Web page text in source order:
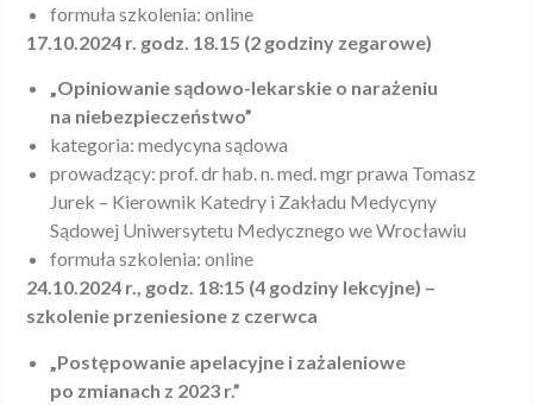
formuła szkolenia: online
17.10.2024 r. godz. 18.15 (2 godziny zegarowe)
„Opiniowanie sądowo-lekarskie o narażeniu
na niebezpieczeństwo”
kategoria: medycyna sądowa
prowadzący: prof. dr hab. n. med. mgr prawa Tomasz
Jurek – Kierownik Katedry i Zakładu Medycyny
Sądowej Uniwersytetu Medycznego we Wrocławiu
formuła szkolenia: online
24.10.2024 r., godz. 18:15 (4 godziny lekcyjne) –
szkolenie przeniesione z czerwca
„Postępowanie apelacyjne i zażaleniowe
po zmianach z 2023 r.”